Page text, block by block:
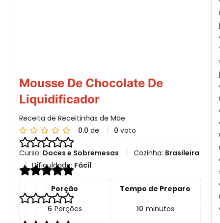
Mousse De Chocolate De
Liquidificador
Receita de Receitinhas de Mãe
0.0 de 0 voto
Curso: Doces e Sobremesas Cozinha: Brasileira
Dificuldade: Fácil
Porção
6 Porções
Tempo de Preparo
10 minutos